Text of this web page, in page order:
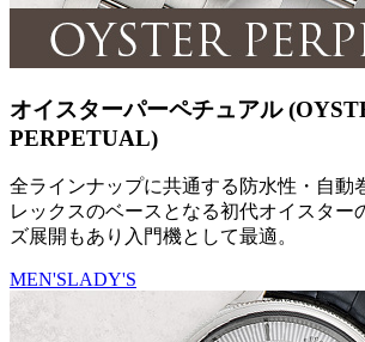
オイスターパーペチュアル
PERPETUAL)
全ラインナップに共通する防水性・自動
レックスのベースとなる初代オイスター
ズ展開もあり入門機として最適。
MEN'SLADY'S